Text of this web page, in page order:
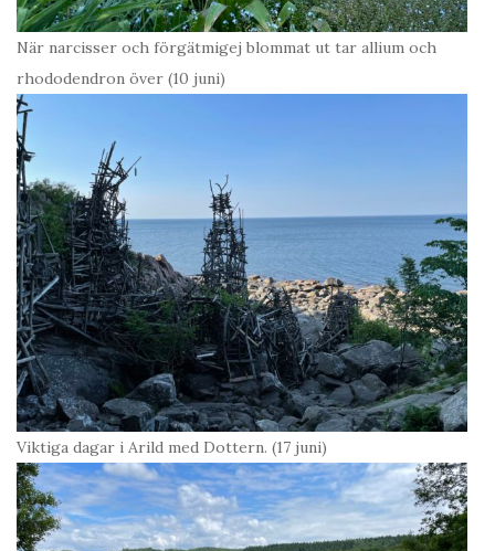
När narcisser och förgätmigej blommat ut tar allium och
rhododendron över (10 juni)
Viktiga dagar i Arild med Dottern. (17 juni)